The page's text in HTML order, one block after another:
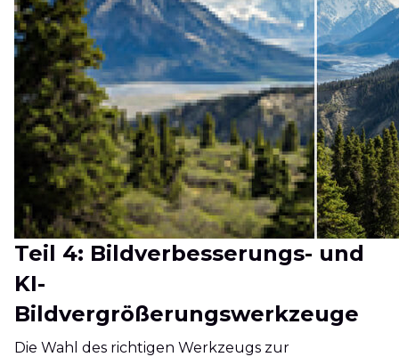
Teil 4: Bildverbesserungs- und
KI-
Bildvergrößerungswerkzeuge
Die Wahl des richtigen Werkzeugs zur